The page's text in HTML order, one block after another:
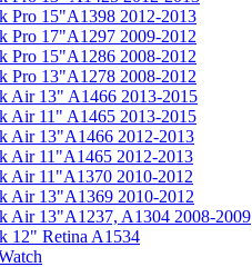
Pro 15"A1398 2012-2013
Pro 17"A1297 2009-2012
Pro 15"A1286 2008-2012
Pro 13"A1278 2008-2012
Air 13" A1466 2013-2015
Air 11" A1465 2013-2015
Air 13"A1466 2012-2013
Air 11"A1465 2012-2013
Air 11"A1370 2010-2012
Air 13"A1369 2010-2012
Air 13"A1237, A1304 2008-2009
12" Retina A1534